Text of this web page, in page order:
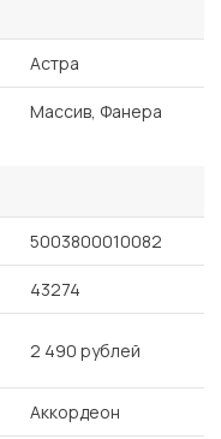
Астра
Массив, Фанера
5003800010082
43274
2 490 рублей
Аккордеон